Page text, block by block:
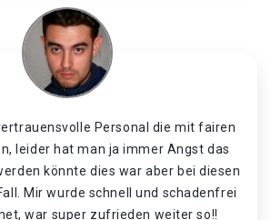
Personal die mit fairen
leider hat man ja immer Angst das
könnte dies war aber bei diesen
Mir wurde schnell und schadenfrei
war super zufrieden weiter so!!